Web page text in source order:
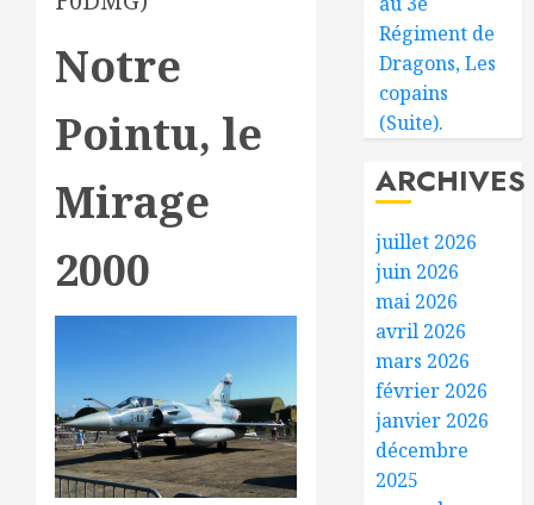
Notre
Pointu, le
Mirage
2000
Régiment de
Dragons, Les
copains
(Suite).
ARCHIVES
juillet 2026
juin 2026
mai 2026
avril 2026
mars 2026
février 2026
janvier 2026
décembre
2025